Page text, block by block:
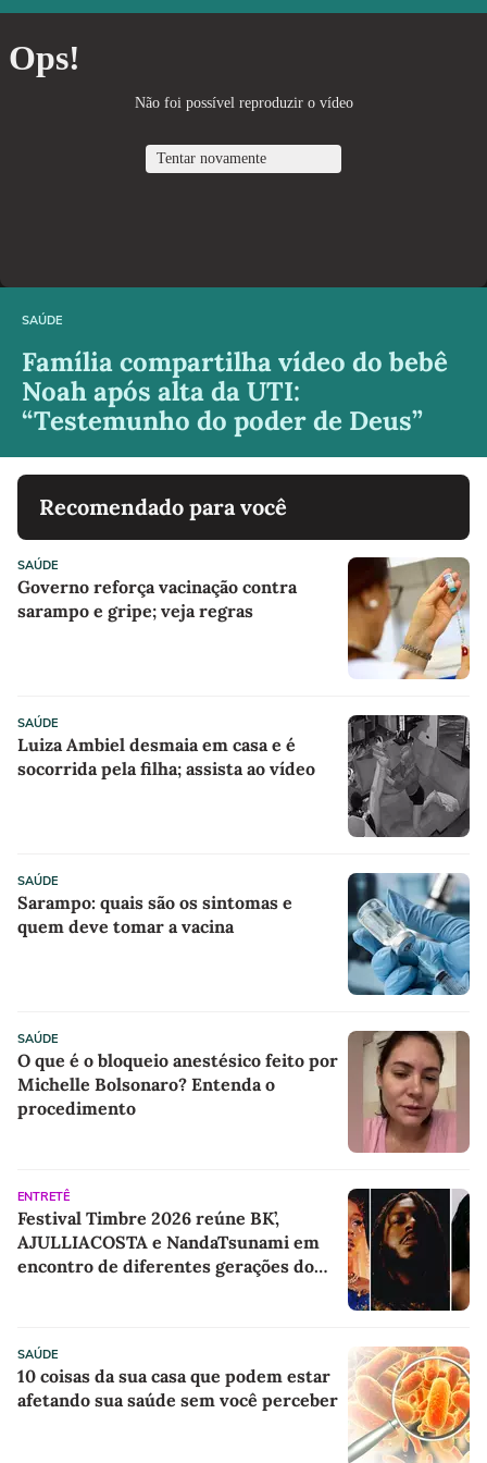
SAÚDE
Família compartilha vídeo do bebê
Noah após alta da UTI:
“Testemunho do poder de Deus”
Recomendado para você
SAÚDE
Governo reforça vacinação contra
sarampo e gripe; veja regras
SAÚDE
Luiza Ambiel desmaia em casa e é
socorrida pela filha; assista ao vídeo
SAÚDE
Sarampo: quais são os sintomas e
quem deve tomar a vacina
SAÚDE
O que é o bloqueio anestésico feito por
Michelle Bolsonaro? Entenda o
procedimento
ENTRETÊ
Festival Timbre 2026 reúne BK’,
AJULLIACOSTA e NandaTsunami em
encontro de diferentes gerações do
SAÚDE
10 coisas da sua casa que podem estar
afetando sua saúde sem você perceber